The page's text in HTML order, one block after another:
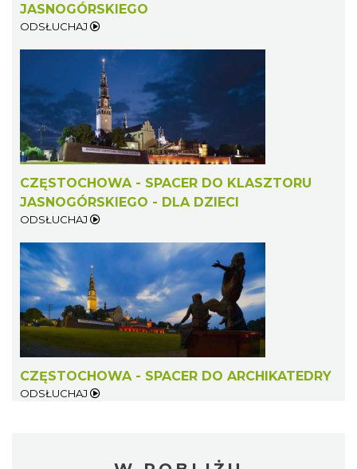
JASNOGÓRSKIEGO
ODSŁUCHAJ
CZĘSTOCHOWA - SPACER DO KLASZTORU
JASNOGÓRSKIEGO - DLA DZIECI
ODSŁUCHAJ
CZĘSTOCHOWA - SPACER DO ARCHIKATEDRY
ODSŁUCHAJ